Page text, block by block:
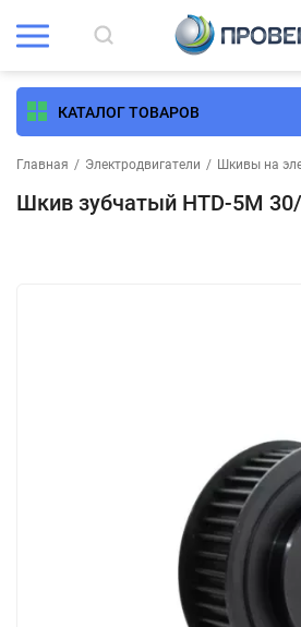
КАТАЛОГ ТОВАРОВ
Главная / Электродвигатели / Шкивы на
Шкив зубчатый HTD-5M